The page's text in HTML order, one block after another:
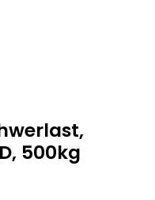
500kg